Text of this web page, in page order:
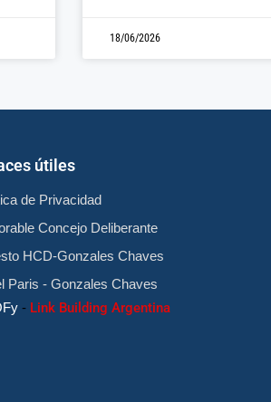
18/06/2026
útiles
de Privacidad
Concejo Deliberante
HCD-Gonzales Chaves
Paris - Gonzales Chaves
- Link Building Argentina